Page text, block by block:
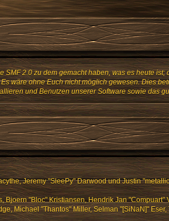
SMF 2.0 zu dem gemacht haben, was es heute
wäre ohne Euch nicht möglich gewesen. Dies
und Benutzen unserer Software sowie das
Jeremy "SleePy" Darwood und Justin
Bjoern "Bloc" Kristiansen, Hendrik Jan
Michael "Thantos" Miller, Selman "[SiNaN]"